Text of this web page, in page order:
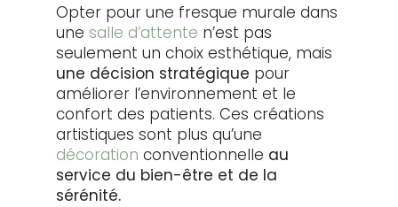
Opter pour une fresque murale dans
une salle d’attente n’est pas
seulement un choix esthétique, mais
une décision stratégique pour
améliorer l’environnement et le
confort des patients. Ces créations
artistiques sont plus qu’une
décoration conventionnelle au
service du bien-être et de la
sérénité.